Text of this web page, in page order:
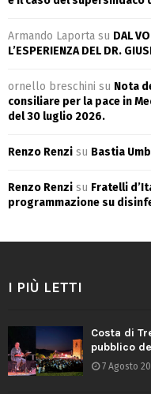
Armando Laporta su DAL
L’ESPERIENZA DEL DR.
ornello breschini su Nota
consiliare per la pace in
del 30 luglio 2026.
Renzo Renzi su Bastia
Renzo Renzi su Fratelli
programmazione su
I PIÙ LETTI
Costa di
pubblico
7 Agosto